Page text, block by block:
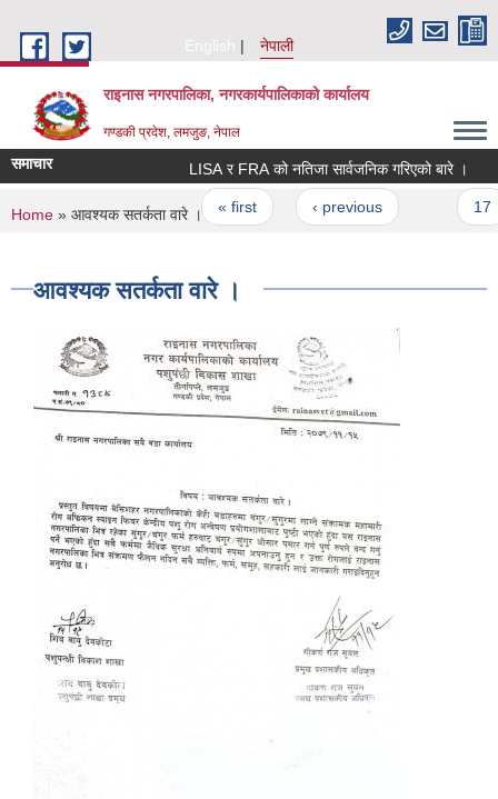
English
नेपाली
राइनास नगरपालिका, नगरकार्यपालिकाको कार्यालय
गण्डकी प्रदेश, लमजुङ, नेपाल
समाचार LISA र FRA को नतिजा सार्वजनिक गरिएको बारे ।
Pages
« first ‹ previous 17
You are here
Home » आवश्यक सतर्कता वारे ।
आवश्यक सतर्कता वारे ।